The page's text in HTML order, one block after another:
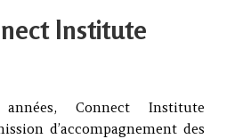
Institute
Connect Institute
d’accompagnement des